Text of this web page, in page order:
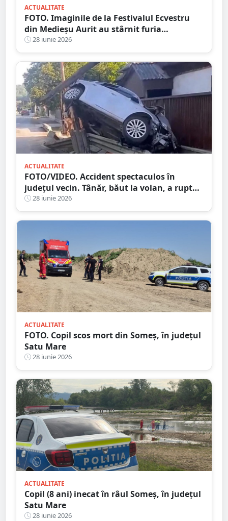
ACTUALITATE
FOTO. Imaginile de la Festivalul Ecvestru
din Medieșu Aurit au stârnit furia
iubitorilor de animale. Proprietarii, acuzați
că au ales să își umilească propriii cai
28 iunie 2026
ACTUALITATE
FOTO/VIDEO. Accident spectaculos în
județul vecin. Tânăr, băut la volan, a rupt
un stâlp cu mașina și a ajuns în gard
28 iunie 2026
ACTUALITATE
FOTO. Copil scos mort din Someș, în județul
Satu Mare
28 iunie 2026
ACTUALITATE
Copil (8 ani) inecat în râul Someș, în județul
Satu Mare
28 iunie 2026